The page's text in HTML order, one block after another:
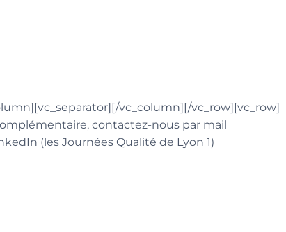
vc_column][/vc_row][vc_row]
contactez-nous par mail
(les Journées Qualité de Lyon 1)